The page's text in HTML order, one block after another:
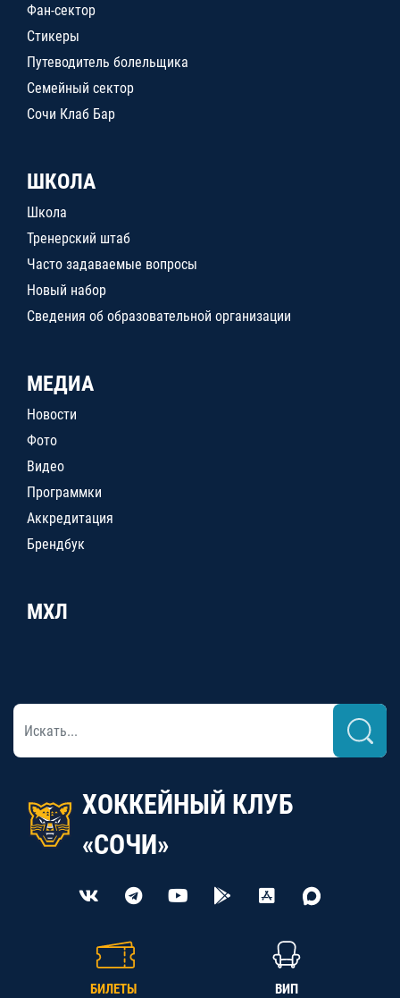
Фан-сектор
Стикеры
Путеводитель болельщика
Семейный сектор
Сочи Клаб Бар
ШКОЛА
Школа
Тренерский штаб
Часто задаваемые вопросы
Новый набор
Сведения об образовательной организации
МЕДИА
Новости
Фото
Видео
Программки
Аккредитация
Брендбук
МХЛ
ХОККЕЙНЫЙ КЛУБ
«СОЧИ»
БИЛЕТЫ ВИП